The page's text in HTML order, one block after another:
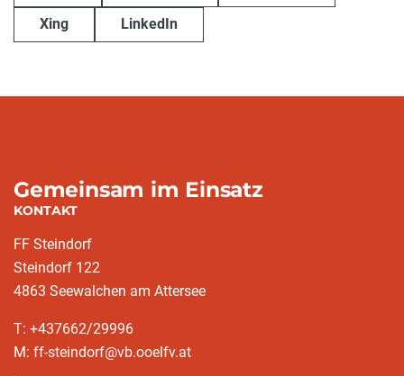
Xing LinkedIn
Gemeinsam im Einsatz
KONTAKT
FF Steindorf
Steindorf 122
4863 Seewalchen am Attersee
T: +437662/29996
M: ff-steindorf@vb.ooelfv.at